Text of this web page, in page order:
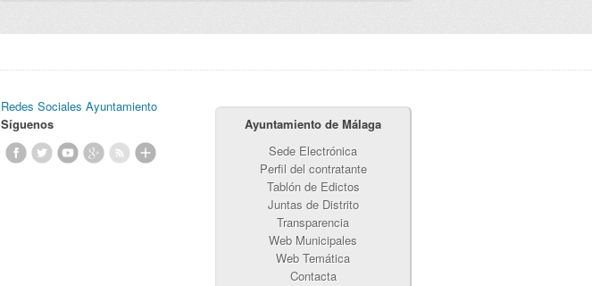
Redes Sociales Ayuntamiento
Síguenos
Ayuntamiento de Málaga
Sede Electrónica
Perfil del contratante
Tablón de Edictos
Juntas de Distrito
Transparencia
Web Municipales
Web Temática
Contacta